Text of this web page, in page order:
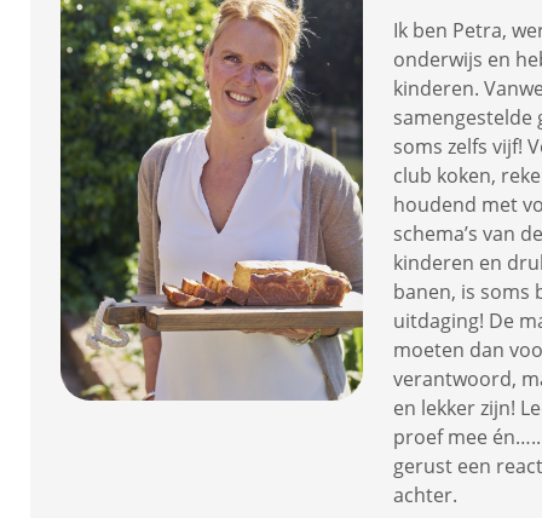
Ik ben Petra,
onderwijs en
kinderen.
samengestelde
soms zelfs vijf!
club koken,
houdend met
schema’s van de
kinderen en
banen, is soms
uitdaging! De
moeten dan
verantwoord,
en lekker zijn!
proef mee
gerust een
achter.